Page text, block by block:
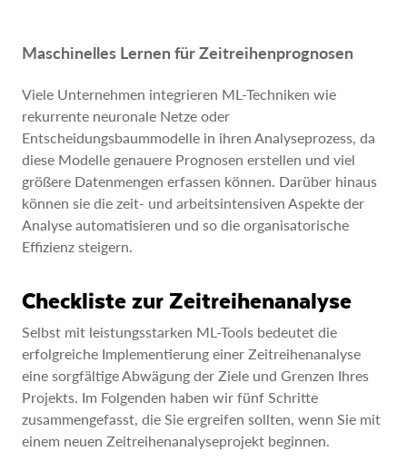
Maschinelles Lernen für Zeitreihenprognosen
Viele Unternehmen integrieren ML-Techniken wie
rekurrente neuronale Netze oder
Entscheidungsbaummodelle in ihren Analyseprozess, da
diese Modelle genauere Prognosen erstellen und viel
größere Datenmengen erfassen können. Darüber hinaus
können sie die zeit- und arbeitsintensiven Aspekte der
Analyse automatisieren und so die organisatorische
Effizienz steigern.
Checkliste zur Zeitreihenanalyse
Selbst mit leistungsstarken ML-Tools bedeutet die
erfolgreiche Implementierung einer Zeitreihenanalyse
eine sorgfältige Abwägung der Ziele und Grenzen Ihres
Projekts. Im Folgenden haben wir fünf Schritte
zusammengefasst, die Sie ergreifen sollten, wenn Sie mit
einem neuen Zeitreihenanalyseprojekt beginnen.